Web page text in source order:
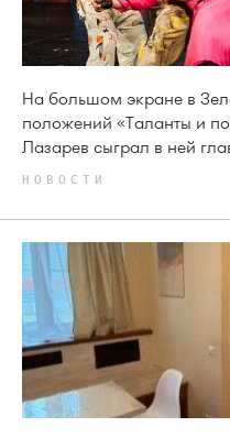
На большом экране в
положений «Таланты и
Лазарев сыграл в ней
НОВОСТИ